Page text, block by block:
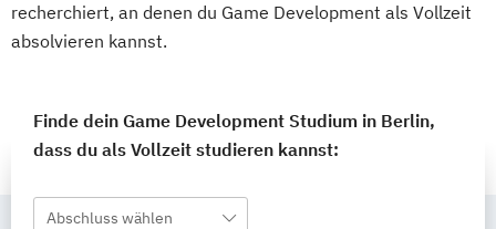
recherchiert, an denen du Game Development als Vollzeit
absolvieren kannst.
Finde dein Game Development Studium in Berlin,
dass du als Vollzeit studieren kannst:
Abschluss wählen